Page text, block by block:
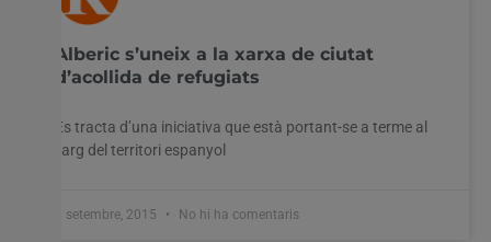
Alberic s’uneix a la xarxa de ciutat
d’acollida de refugiats
Es tracta d’una iniciativa que està portant-se a terme al
llarg del territori espanyol
8 setembre, 2015 No hi ha comentaris